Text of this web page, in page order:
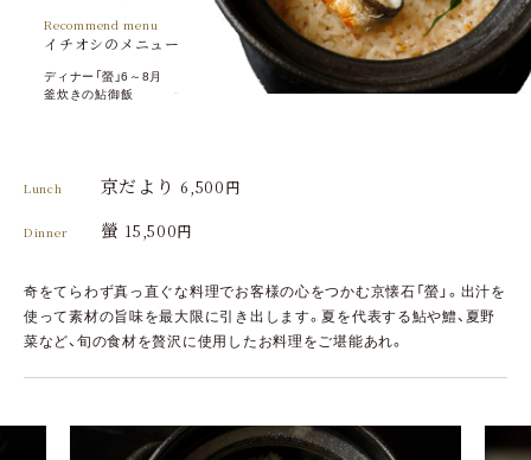
Recommend menu
イチオシのメニュー
ディナー「螢」6～8月
釜炊きの鮎御飯
Lunch 京だより6,500円
Dinner 螢 15,500円
奇をてらわず真っ直ぐな料理でお客様の心をつかむ京懐石「螢」。出汁を
使って素材の旨味を最大限に引き出します。夏を代表する鮎や鱧、夏野
菜など、旬の食材を贅沢に使用したお料理をご堪能あれ。